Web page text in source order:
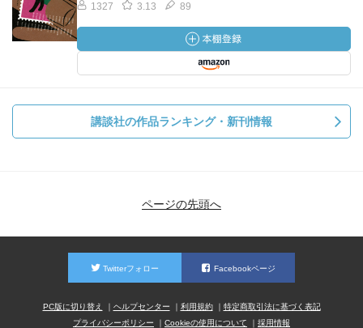
1327 3.13 89
講談社の作品ランキング・新刊情報
ページの先頭へ
Twitterフォロー Facebookページ
PC版に切り替え ヘルプセンター 利用規約
特定商取引法に基づく表記
プライバシーポリシー
Cookieの使用について 採用情報